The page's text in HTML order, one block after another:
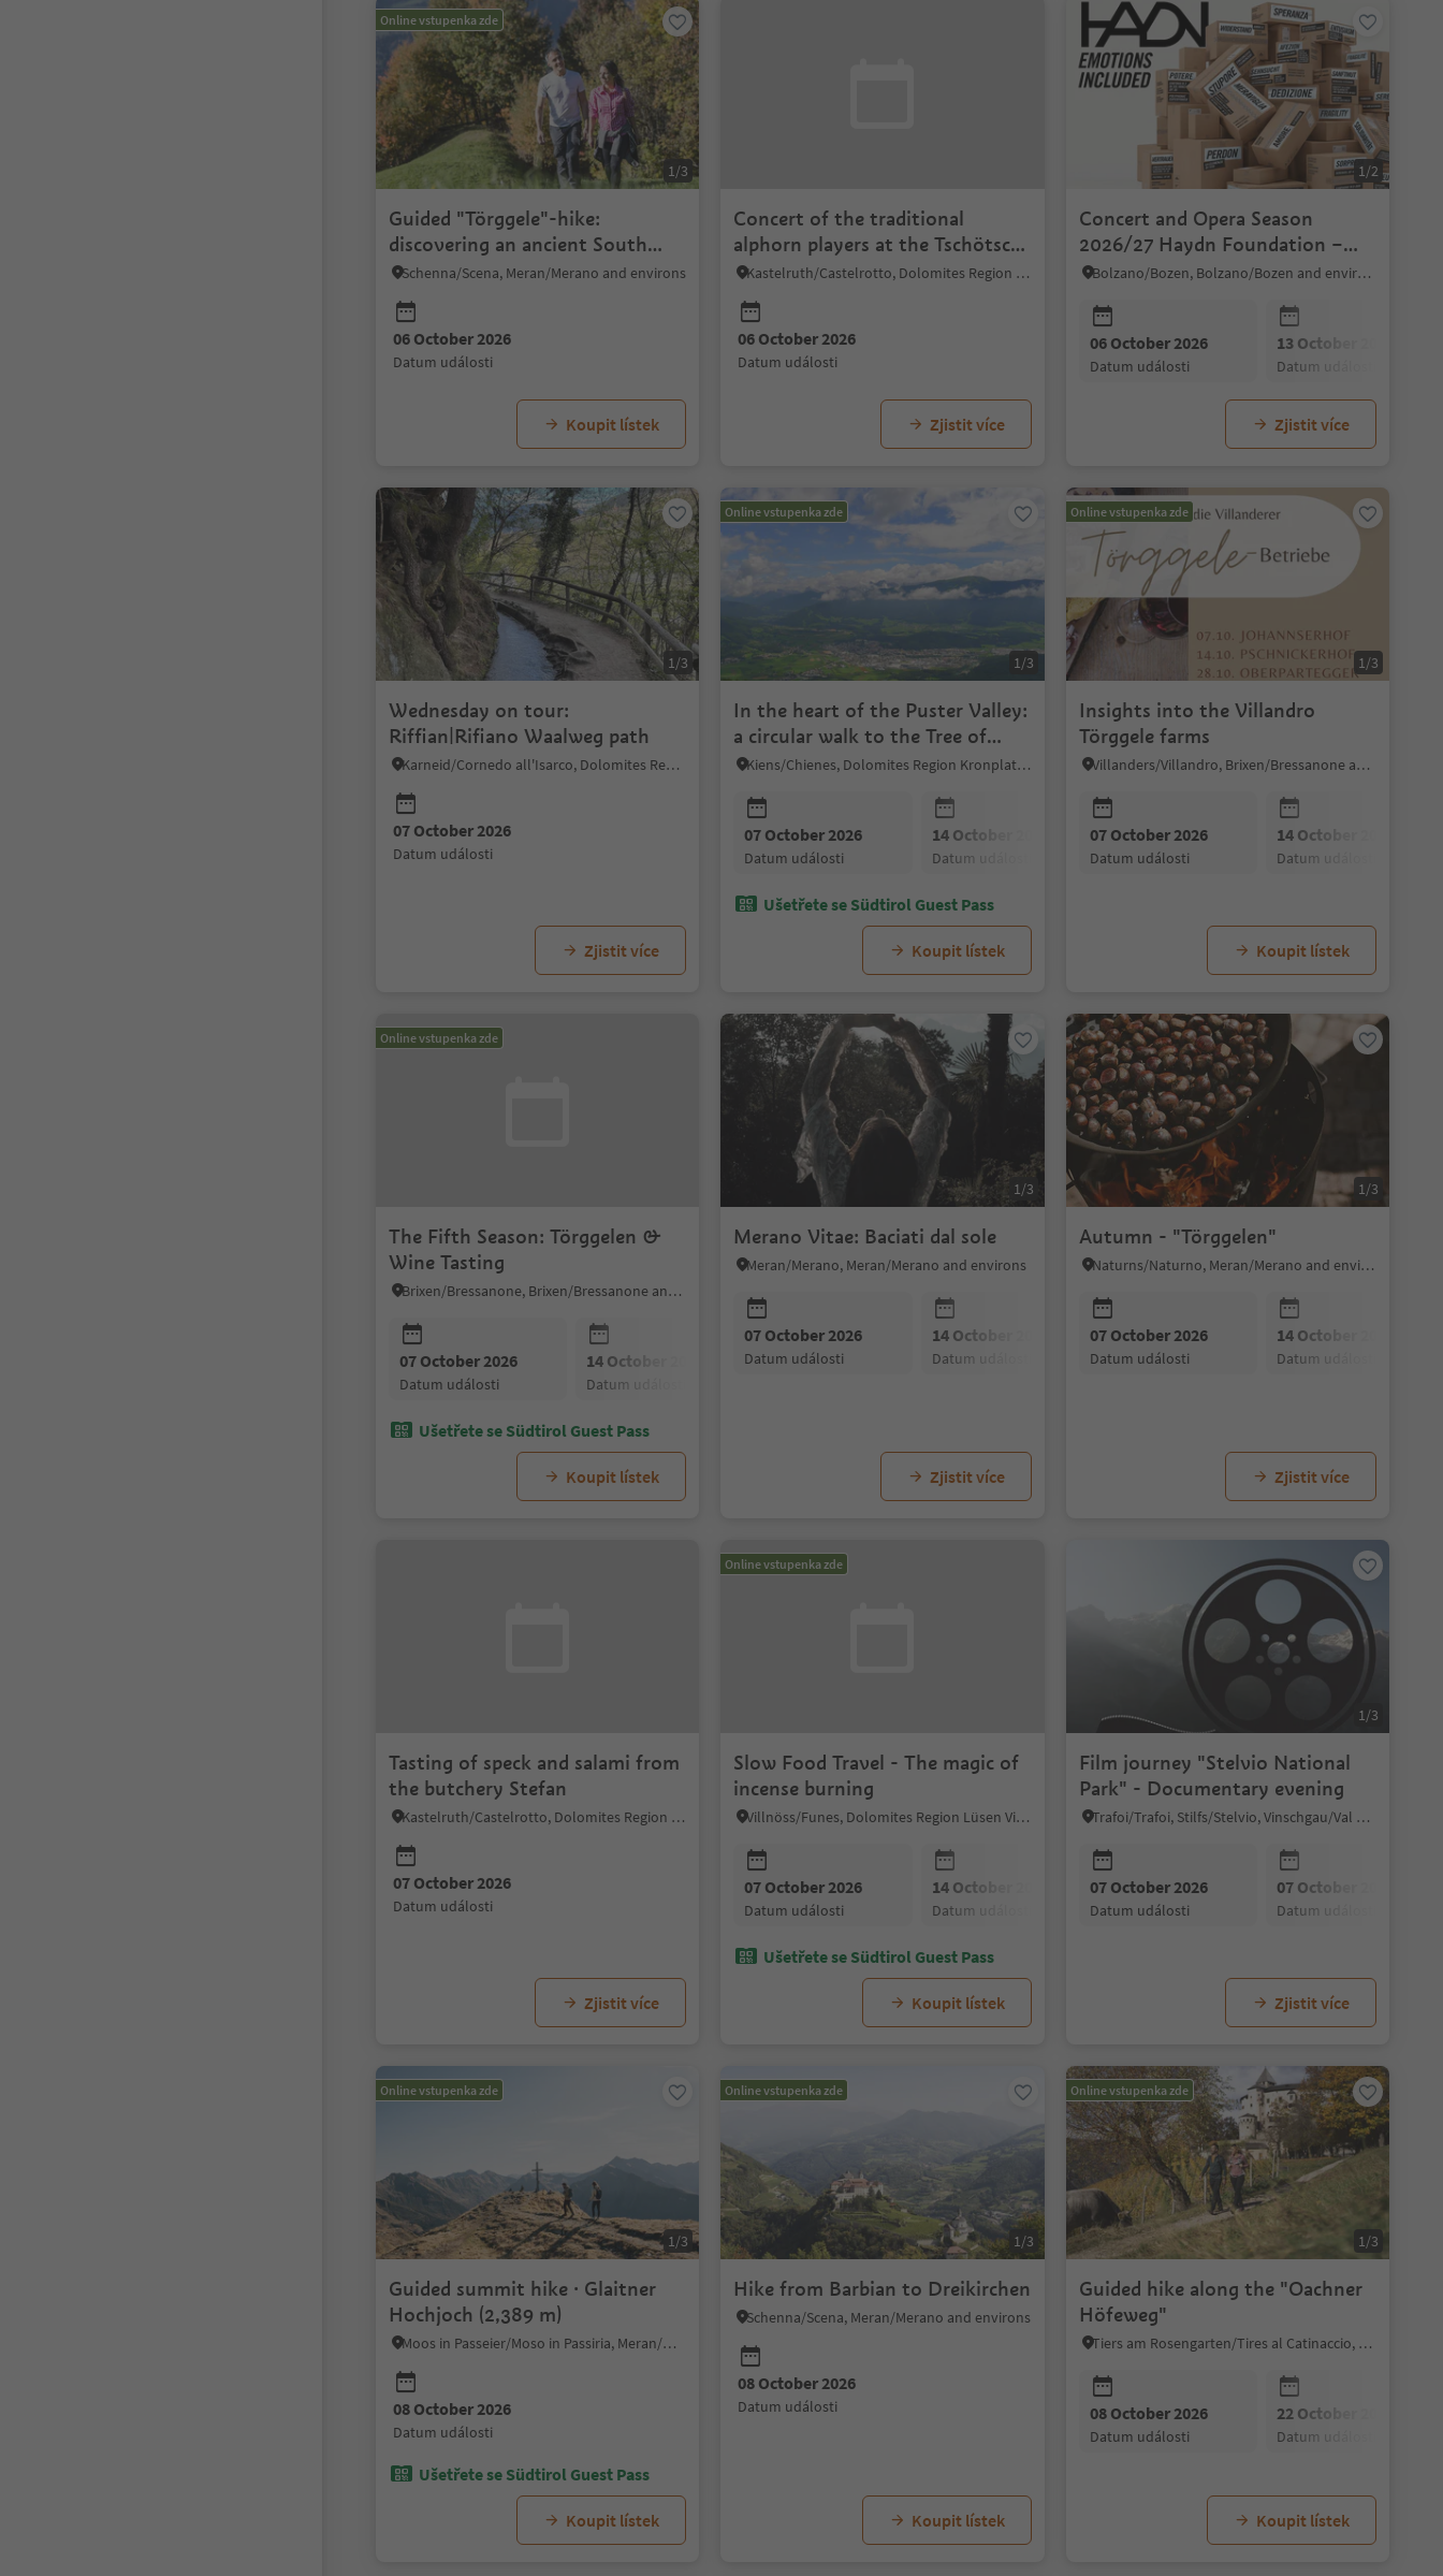
Online vstupenka zde
1/3
Guided "Törggele"-hike:
discovering an ancient South
Tyrolean tradition
Schenna/Scena, Meran/Merano and environs
06 October 2026
datum události
Koupit lístek
Concert of the traditional
alphorn players at the Tschötsch
hut
Kastelruth/Castelrotto, Dolomites Region Seiser Alm
06 October 2026
datum události
Zjistit více
1/2
Concert and Opera Season
2026/27 Haydn Foundation –
Bolzano/Bozen
Bolzano/Bozen, Bolzano/Bozen and environs
06 October 2026
datum události
13 October 2026
datum události
Zjistit více
1/3
Wednesday on tour:
Riffian|Rifiano Waalweg path
Karneid/Cornedo all'Isarco, Dolomites Region Eggental
07 October 2026
datum události
Zjistit více
Online vstupenka zde
1/3
In the heart of the Puster Valley:
a circular walk to the Tree of
Love
Kiens/Chienes, Dolomites Region Kronplatz/Plan de Corones
07 October 2026
datum události
14 October 2026
datum události
21 October 2026
datum události
28 October 2026
datum události
Ušetřete se Südtirol Guest Pass
Koupit lístek
Online vstupenka zde
1/3
Insights into the Villandro
Törggele farms
Villanders/Villandro, Brixen/Bressanone and environs
07 October 2026
datum události
14 October 2026
datum události
Koupit lístek
Online vstupenka zde
The Fifth Season: Törggelen &
Wine Tasting
Brixen/Bressanone, Brixen/Bressanone and environs
07 October 2026
datum události
14 October 2026
datum události
21 October 2026 28 October 2026 04 November 2026
Ušetřete se Südtirol Guest Pass
Koupit lístek
1/3
Merano Vitae: Baciati dal sole
Meran/Merano, Meran/Merano and environs
07 October 2026
datum události
14 October 2026
datum události
21 October 2026
datum události
28 October 2026
datum události
Zjistit více
1/3
Autumn - "Törggelen"
Naturns/Naturno, Meran/Merano and environs
07 October 2026
datum události
14 October 2026
datum události
Zjistit více
Tasting of speck and salami from
the butchery Stefan
Kastelruth/Castelrotto, Dolomites Region Seiser Alm
07 October 2026
datum události
Zjistit více
Online vstupenka zde
Slow Food Travel - The magic of
incense burning
Villnöss/Funes, Dolomites Region Lüsen Villnöss
07 October 2026
datum události
14 October 2026
datum události
21 October 2026
datum události
28 October 2026
datum události
Ušetřete se Südtirol Guest Pass
Koupit lístek
1/3
Film journey "Stelvio National
Park" - Documentary evening
Trafoi/Trafoi, Stilfs/Stelvio, Vinschgau/Val Venosta
07 October 2026
datum události
07 October 2026
datum události
Zjistit více
Online vstupenka zde
1/3
Guided summit hike · Glaitner
Hochjoch (2,389 m)
Moos in Passeier/Moso in Passiria, Meran/Merano and environs
08 October 2026
datum události
Ušetřete se Südtirol Guest Pass
Koupit lístek
Online vstupenka zde
1/3
Hike from Barbian to Dreikirchen
Schenna/Scena, Meran/Merano and environs
08 October 2026
datum události
Koupit lístek
Online vstupenka zde
1/3
Guided hike along the "Oachner
Höfeweg"
Tiers am Rosengarten/Tires al Catinaccio, Dolomites Region Seiser Alm
08 October 2026
datum události
22 October 2026
datum události
Koupit lístek